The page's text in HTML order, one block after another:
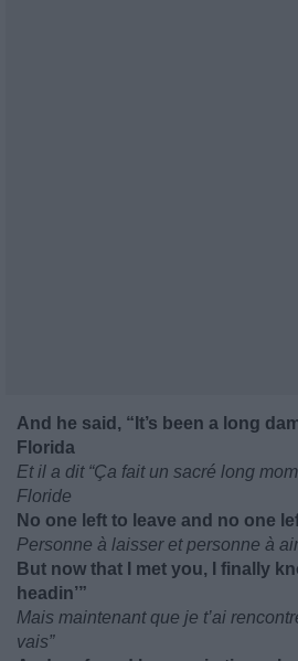
And he said, “It’s been a long
Florida
Et il a dit “Ça fait un sacré long
Floride
No one left to leave and no one
Personne à laisser et personne à
But now that I met you, I finally
headin’”
Mais maintenant que je t’ai
vais”